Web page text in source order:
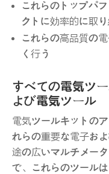
これらのトップパ
クトに効率的に取
これらの高品質の
く行う
すべての電気ツ
よび電気ツール
電気ツールキットの
れらの重要な電子お
途の広いマルチメー
で、これらのツール